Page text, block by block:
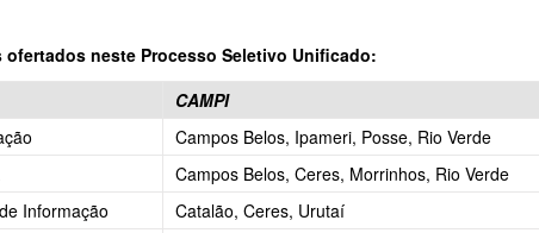
ofertados neste Processo Seletivo Unificado:
CAMPI
Campos Belos, Ipameri, Posse, Rio Verde
Campos Belos, Ceres, Morrinhos, Rio Verde
Informação
Catalão, Ceres, Urutaí